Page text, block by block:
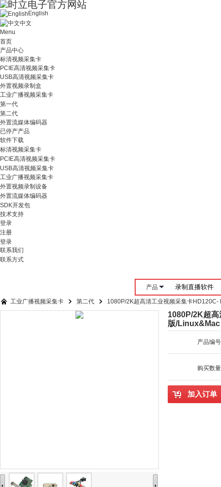
English
中文
Menu
首页
产品中心
标清视频采集卡
PCIE高清视频采集卡
USB高清视频采集卡
外置视频录制盒
工业广播视频采集卡
第一代
第二代
外置流媒体编码器
已停产产品
软件下载
标清视频采集卡
PCIE高清视频采集卡
USB高清视频采集卡
工业广播视频采集卡
外置视频录制设备
外置流媒体编码器
SDK开发包
技术支持
登录
注册
登录
联系我们
联系方式
产品
工业广播视频采集卡 第二代 1080P/2K超高清工业视频采集卡
1080P/2K超
版/Linux&Mac
产品编
购买数
加入订单